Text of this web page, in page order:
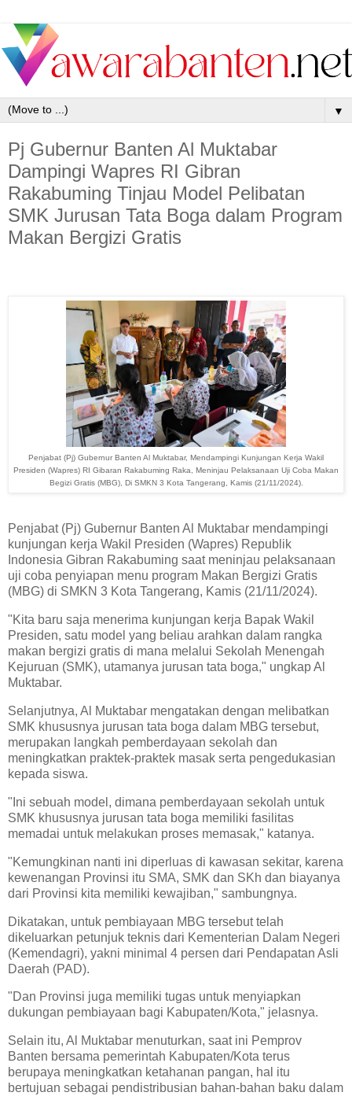
▼
Pj Gubernur Banten Al Muktabar
Dampingi Wapres RI Gibran
Rakabuming Tinjau Model Pelibatan
SMK Jurusan Tata Boga dalam Program
Makan Bergizi Gratis
Penjabat (Pj) Gubernur Banten Al Muktabar, Mendampingi Kunjungan Kerja Wakil
Presiden (Wapres) RI Gibaran Rakabuming Raka, Meninjau Pelaksanaan Uji Coba Makan
Begizi Gratis (MBG), Di SMKN 3 Kota Tangerang, Kamis (21/11/2024).
Penjabat (Pj) Gubernur Banten Al Muktabar mendampingi
kunjungan kerja Wakil Presiden (Wapres) Republik
Indonesia Gibran Rakabuming saat meninjau pelaksanaan
uji coba penyiapan menu program Makan Bergizi Gratis
(MBG) di SMKN 3 Kota Tangerang, Kamis (21/11/2024).
"Kita baru saja menerima kunjungan kerja Bapak Wakil
Presiden, satu model yang beliau arahkan dalam rangka
makan bergizi gratis di mana melalui Sekolah Menengah
Kejuruan (SMK), utamanya jurusan tata boga," ungkap Al
Muktabar.
Selanjutnya, Al Muktabar mengatakan dengan melibatkan
SMK khususnya jurusan tata boga dalam MBG tersebut,
merupakan langkah pemberdayaan sekolah dan
meningkatkan praktek-praktek masak serta pengedukasian
kepada siswa.
"Ini sebuah model, dimana pemberdayaan sekolah untuk
SMK khususnya jurusan tata boga memiliki fasilitas
memadai untuk melakukan proses memasak," katanya.
"Kemungkinan nanti ini diperluas di kawasan sekitar, karena
kewenangan Provinsi itu SMA, SMK dan SKh dan biayanya
dari Provinsi kita memiliki kewajiban," sambungnya.
Dikatakan, untuk pembiayaan MBG tersebut telah
dikeluarkan petunjuk teknis dari Kementerian Dalam Negeri
(Kemendagri), yakni minimal 4 persen dari Pendapatan Asli
Daerah (PAD).
"Dan Provinsi juga memiliki tugas untuk menyiapkan
dukungan pembiayaan bagi Kabupaten/Kota," jelasnya.
Selain itu, Al Muktabar menuturkan, saat ini Pemprov
Banten bersama pemerintah Kabupaten/Kota terus
berupaya meningkatkan ketahanan pangan, hal itu
bertujuan sebagai pendistribusian bahan-bahan baku dalam